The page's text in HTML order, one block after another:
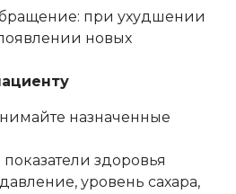
при ухудшении
новых
назначенные
здоровья
уровень сахара,